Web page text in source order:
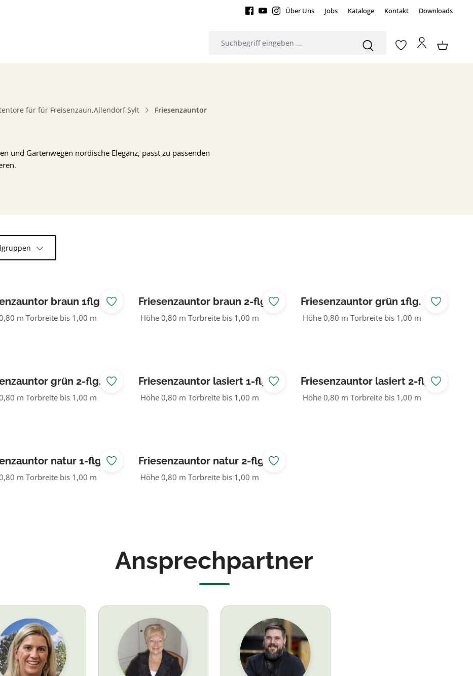
Über Uns Jobs Kataloge Kontakt Downloads
für für Freisenzaun,Allendorf,Sylt Friesenzauntor
und Gartenwegen nordische Eleganz, passt zu passenden
braun 1flg.
m Torbreite bis 1,00 m
Friesenzauntor braun 2-flg.
Höhe 0,80 m Torbreite bis 1,00 m
Friesenzauntor grün 1flg.
Höhe 0,80 m Torbreite bis 1,00 m
grün 2-flg.
m Torbreite bis 1,00 m
Friesenzauntor lasiert 1-flg.
Höhe 0,80 m Torbreite bis 1,00 m
Friesenzauntor lasiert 2-flg.
Höhe 0,80 m Torbreite bis 1,00 m
natur 1-flg.
m Torbreite bis 1,00 m
Friesenzauntor natur 2-flg.
Höhe 0,80 m Torbreite bis 1,00 m
Ansprechpartner